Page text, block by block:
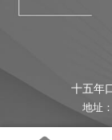
十五年
地址